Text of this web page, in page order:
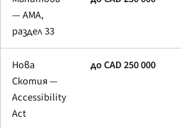
— AMA,
раздел 33
Нова
Скотия —
Accessibility
Act
до CAD 250 000